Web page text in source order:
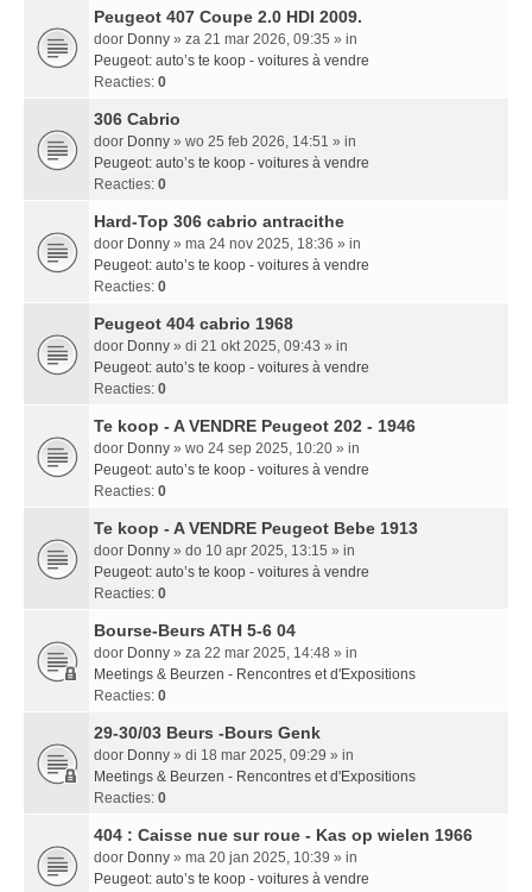
Peugeot 407 Coupe 2.0 HDI 2009.
door Donny » za 21 mar 2026, 09:35 » in
Peugeot: auto’s te koop - voitures à vendre
Reacties: 0
306 Cabrio
door Donny » wo 25 feb 2026, 14:51 » in
Peugeot: auto’s te koop - voitures à vendre
Reacties: 0
Hard-Top 306 cabrio antracithe
door Donny » ma 24 nov 2025, 18:36 » in
Peugeot: auto’s te koop - voitures à vendre
Reacties: 0
Peugeot 404 cabrio 1968
door Donny » di 21 okt 2025, 09:43 » in
Peugeot: auto’s te koop - voitures à vendre
Reacties: 0
Te koop - A VENDRE Peugeot 202 - 1946
door Donny » wo 24 sep 2025, 10:20 » in
Peugeot: auto’s te koop - voitures à vendre
Reacties: 0
Te koop - A VENDRE Peugeot Bebe 1913
door Donny » do 10 apr 2025, 13:15 » in
Peugeot: auto’s te koop - voitures à vendre
Reacties: 0
Bourse-Beurs ATH 5-6 04
door Donny » za 22 mar 2025, 14:48 » in
Meetings & Beurzen - Rencontres et d'Expositions
Reacties: 0
29-30/03 Beurs -Bours Genk
door Donny » di 18 mar 2025, 09:29 » in
Meetings & Beurzen - Rencontres et d'Expositions
Reacties: 0
404 : Caisse nue sur roue - Kas op wielen 1966
door Donny » ma 20 jan 2025, 10:39 » in
Peugeot: auto’s te koop - voitures à vendre